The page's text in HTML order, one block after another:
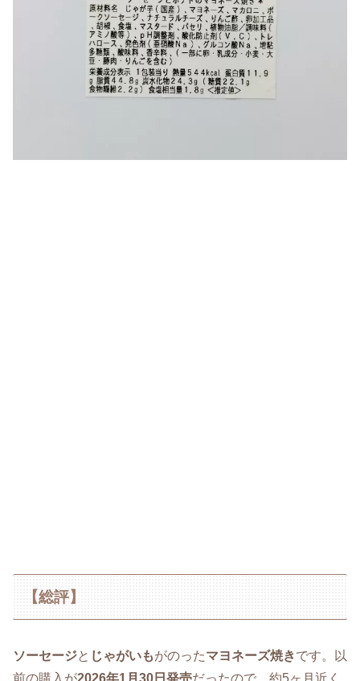
【総評】
ソーセージと じゃがいもがのったマヨネーズ焼きです。以
前の購入が2026年1月30日発売だったので、約5ヶ月近く